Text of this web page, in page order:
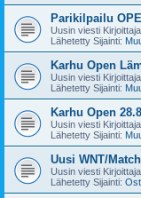
Parikilpailu
Uusin viesti Kirjoittaja
Lähetetty Sijainti:
Karhu Open
Uusin viesti Kirjoittaja
Lähetetty Sijainti:
Karhu Open
Uusin viesti Kirjoittaja
Lähetetty Sijainti:
Uusi WNT/
Uusin viesti Kirjoittaja
Lähetetty Sijainti: